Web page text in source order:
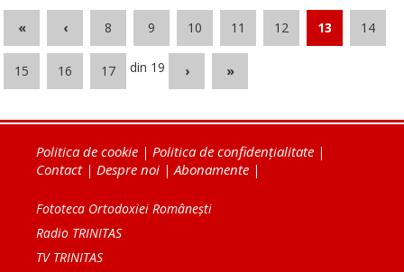
« ‹ 8 9 10 11 12 13 14
15 16 17 din 19 › »
Politica de cookie | Politica de confidențialitate |
Contact| Despre noi |Abonamente |
Fototeca Ortodoxiei Românești
Radio TRINITAS
TV TRINITAS